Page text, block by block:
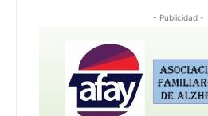
- Publicidad -